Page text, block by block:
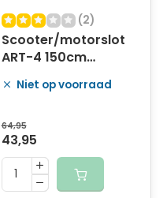
(2)
Scooter/motorslot
ART-4 150cm
MBT4162
Niet op voorraad
64,95
43,95